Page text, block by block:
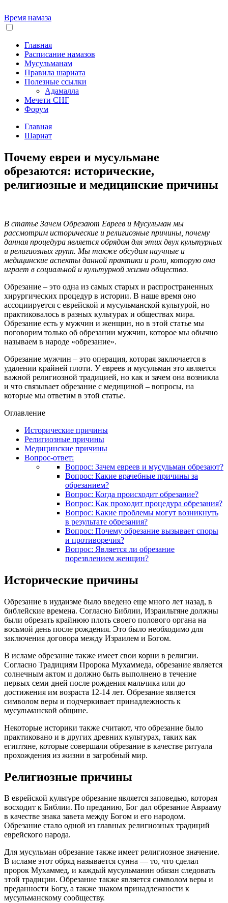
Время намаза
Главная
Расписание намазов
Мусульманам
Правила шариата
Полезные ссылки
Адамалла
Мечети СНГ
Форум
Главная
Шариат
Почему евреи и мусульмане
обрезаются: исторические,
религиозные и медицинские причины
В статье Зачем Обрезают Евреев и Мусульман мы
рассмотрим исторические и религиозные причины, почему
данная процедура является обрядом для этих двух культурных
и религиозных групп. Мы также обсудим научные и
медицинские аспекты данной практики и роли, которую она
играет в социальной и культурной жизни общества.
Обрезание – это одна из самых старых и распространенных
хирургических процедур в истории. В наше время оно
ассоциируется с еврейской и мусульманской культурой, но
практиковалось в разных культурах и обществах мира.
Обрезание есть у мужчин и женщин, но в этой статье мы
поговорим только об обрезании мужчин, которое мы обычно
называем в народе «обрезание».
Обрезание мужчин – это операция, которая заключается в
удалении крайней плоти. У евреев и мусульман это является
важной религиозной традицией, но как и зачем она возникла
и что связывает обрезание с медициной – вопросы, на
которые мы ответим в этой статье.
Оглавление
Исторические причины
Религиозные причины
Медицинские причины
Вопрос-ответ:
Вопрос: Зачем евреев и мусульман обрезают?
Вопрос: Какие врачебные причины за
обрезанием?
Вопрос: Когда происходит обрезание?
Вопрос: Как проходит процедура обрезания?
Вопрос: Какие проблемы могут возникнуть
в результате обрезания?
Вопрос: Почему обрезание вызывает споры
и противоречия?
Вопрос: Является ли обрезание
порезвлением женщин?
Исторические причины
Обрезание в иудаизме было введено еще много лет назад, в
библейские времена. Согласно Библии, Израильтяне должны
были обрезать крайнюю плоть своего полового органа на
восьмой день после рождения. Это было необходимо для
заключения договора между Израилем и Богом.
В исламе обрезание также имеет свои корни в религии.
Согласно Традициям Пророка Мухаммеда, обрезание является
солнечным актом и должно быть выполнено в течение
первых семи дней после рождения мальчика или до
достижения им возраста 12-14 лет. Обрезание является
символом веры и подчеркивает принадлежность к
мусульманской общине.
Некоторые историки также считают, что обрезание было
практиковано и в других древних культурах, таких как
египтяне, которые совершали обрезание в качестве ритуала
прохождения из жизни в загробный мир.
Религиозные причины
В еврейской культуре обрезание является заповедью, которая
восходит к Библии. По преданию, Бог дал обрезание Аврааму
в качестве знака завета между Богом и его народом.
Обрезание стало одной из главных религиозных традиций
еврейского народа.
Для мусульман обрезание также имеет религиозное значение.
В исламе этот обряд называется сунна — то, что сделал
пророк Мухаммед, и каждый мусульманин обязан следовать
этой традиции. Обрезание также является символом веры и
преданности Богу, а также знаком принадлежности к
мусульманскому сообществу.